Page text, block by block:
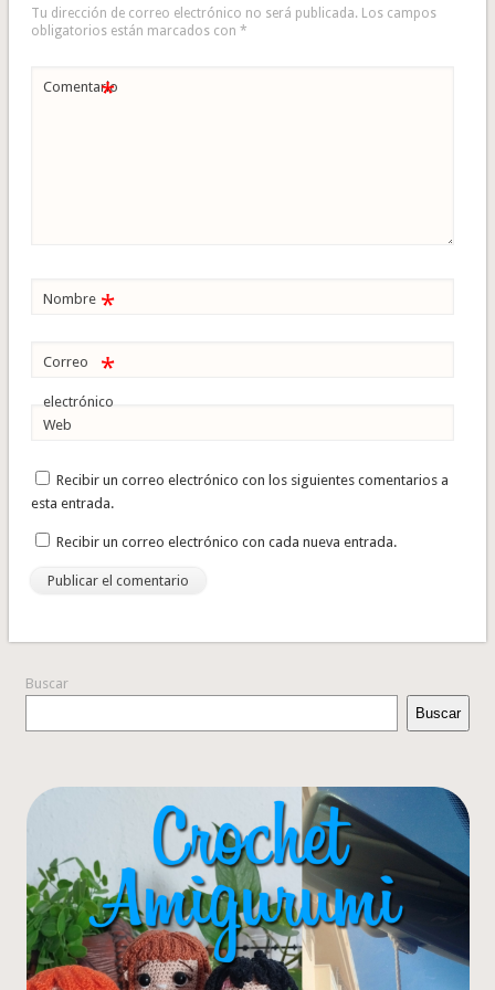
Tu dirección de correo electrónico no será publicada. Los campos
obligatorios están marcados con *
Comentario
*
Nombre *
Correo
electrónico
*
Web
Recibir un correo electrónico con los siguientes comentarios a
esta entrada.
Recibir un correo electrónico con cada nueva entrada.
Buscar
Buscar